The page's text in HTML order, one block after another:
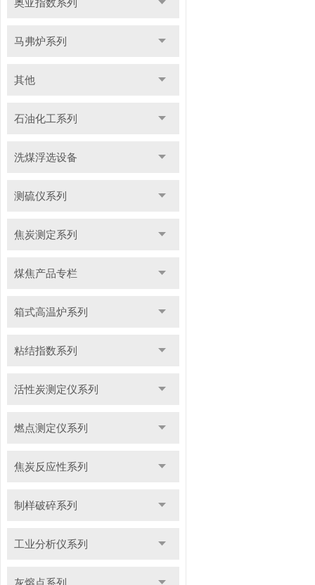
奥亚指数系列
马弗炉系列
其他
石油化工系列
洗煤浮选设备
测硫仪系列
焦炭测定系列
煤焦产品专栏
箱式高温炉系列
粘结指数系列
活性炭测定仪系列
燃点测定仪系列
焦炭反应性系列
制样破碎系列
工业分析仪系列
灰熔点系列